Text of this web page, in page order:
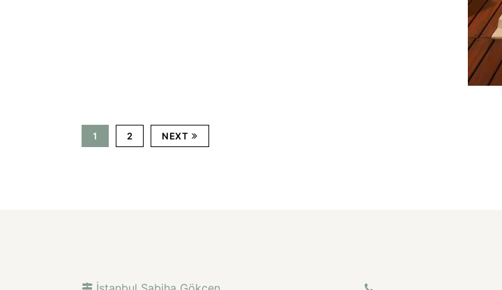
1 2 NEXT